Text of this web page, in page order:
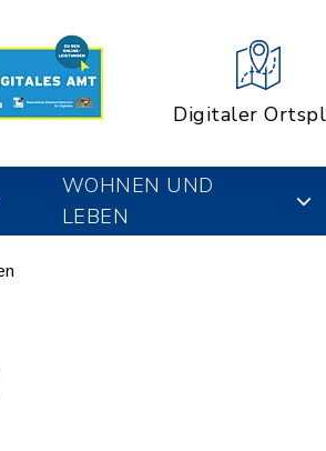
Digitaler
WOHNEN UND
LEBEN